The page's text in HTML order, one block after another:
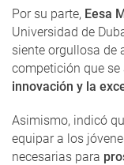
Por su parte, Eesa
Universidad de
siente orgullosa de
competición que
innovación y la
Asimismo, indicó
equipar a los
necesarias para